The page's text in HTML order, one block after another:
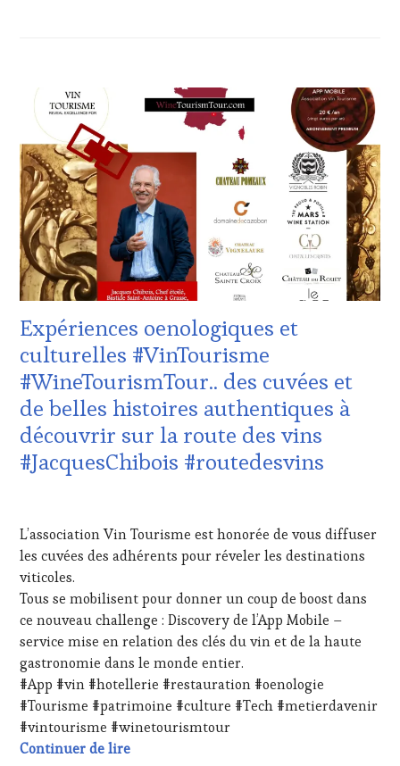
CHALLENGE
HORS
ZONE
DE
CONFORT,
CLUB
:
WINE
TASTING
VOUCHER,
CÔTES-
DE-
DOMAINE
VITICOLE,
ADHÉRENT,
VIN
TOURISME,
EDITION
LES
CLÉS
DU
DE
LA
HAUTE
GASTRONOMIE
FRANÇAISE,
INVITATIONS
DÉGUSTATIONS,
WINE
TASTING,
MASTERCLASS,
MÉDIAS,
PRESSE
ÉCRITE,
Expériences oenologiques et
culturelles #VinTourisme
#WineTourismTour.. des cuvées et
de belles histoires authentiques à
découvrir sur la route des vins
#JacquesChibois #routedesvins
2023
L’association Vin Tourisme est honorée de vous diffuser
les cuvées des adhérents pour réveler les destinations
viticoles.
Tous se mobilisent pour donner un coup de boost dans
ce nouveau challenge : Discovery de l’App Mobile –
service mise en relation des clés du vin et de la haute
gastronomie dans le monde entier.
#App #vin #hotellerie #restauration #oenologie
#Tourisme #patrimoine #culture #Tech #metierdavenir
#vintourisme #winetourismtour
Continuer de lireExpériences oenologiques et culturelles